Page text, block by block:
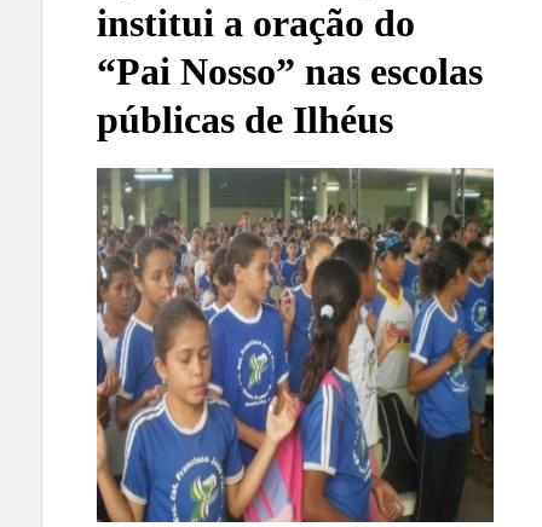
institui a oração do
“Pai Nosso” nas escolas
públicas de Ilhéus